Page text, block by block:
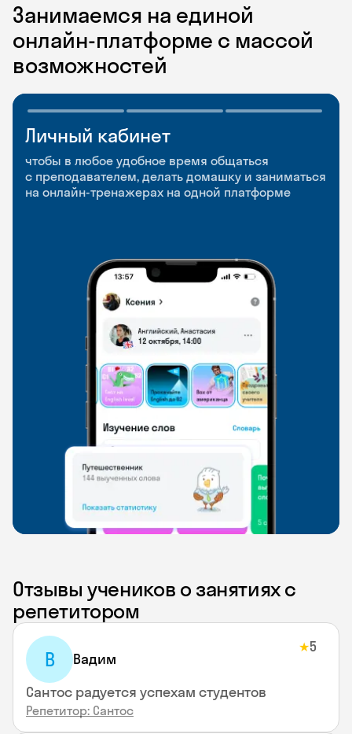
Занимаемся на единой
онлайн-платформе с массой
возможностей
Личный кабинет
чтобы в любое удобное время общаться
с преподавателем, делать домашку и заниматься
на онлайн-тренажерах на одной платформе
Мобильное
приложение
чтобы заниматься и изучать новые слова где
и когда удобно
Разговорные клубы
и Talks
Групповые занятия для разговорной практики
и индивидуальные встречи с преподавателями
Отзывы учеников о занятиях с
репетитором
В Вадим
★5
Сантос радуется успехам студентов
Репетитор: Сантос